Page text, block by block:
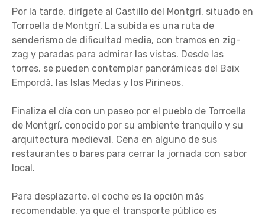
Por la tarde, dirígete al Castillo del Montgrí, situado en
Torroella de Montgrí. La subida es una ruta de
senderismo de dificultad media, con tramos en zig-
zag y paradas para admirar las vistas. Desde las
torres, se pueden contemplar panorámicas del Baix
Empordà, las Islas Medas y los Pirineos.
Finaliza el día con un paseo por el pueblo de Torroella
de Montgrí, conocido por su ambiente tranquilo y su
arquitectura medieval. Cena en alguno de sus
restaurantes o bares para cerrar la jornada con sabor
local.
Para desplazarte, el coche es la opción más
recomendable, ya que el transporte público es